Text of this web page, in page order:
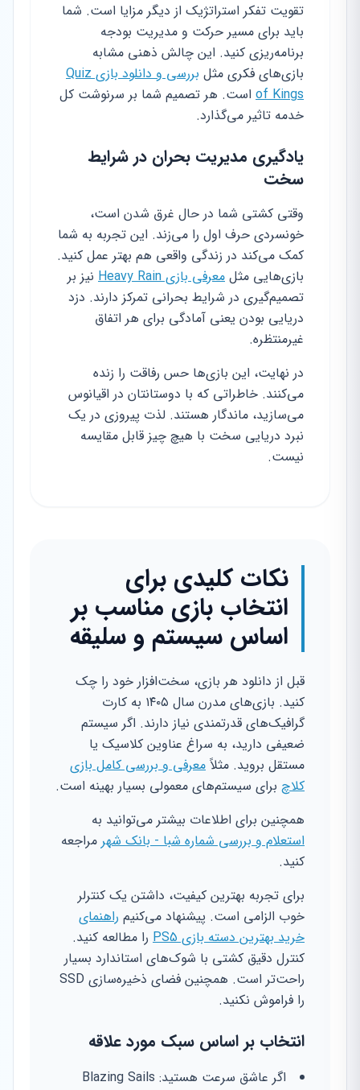
تقویت تفکر استراتژیک از دیگر مزایا است. شما
باید برای مسیر حرکت و مدیریت بودجه
برنامه‌ریزی کنید. این چالش ذهنی مشابه
بازی‌های فکری مثل
بررسی و دانلود بازی Quiz
of Kings است. هر تصمیم شما بر سرنوشت کل
خدمه تاثیر می‌گذارد.
یادگیری مدیریت بحران در شرایط
سخت
وقتی کشتی شما در حال غرق شدن است،
خونسردی حرف اول را می‌زند. این تجربه به شما
کمک می‌کند در زندگی واقعی هم بهتر عمل کنید.
بازی‌هایی مثل معرفی بازی Heavy Rain
نیز بر
تصمیم‌گیری در شرایط بحرانی تمرکز دارند. دزد
دریایی بودن یعنی آمادگی برای هر اتفاق
غیرمنتظره.
در نهایت، این بازی‌ها حس رفاقت را زنده
می‌کنند. خاطراتی که با دوستانتان در اقیانوس
می‌سازید، ماندگار هستند. لذت پیروزی در یک
نبرد دریایی سخت با هیچ چیز قابل مقایسه
نیست.
نکات کلیدی برای
انتخاب بازی مناسب بر
اساس سیستم و سلیقه
قبل از دانلود هر بازی، سخت‌افزار خود را چک
کنید. بازی‌های مدرن سال ۱۴۰۵ به کارت
گرافیک‌های قدرتمندی نیاز دارند. اگر سیستم
ضعیفی دارید، به سراغ عناوین کلاسیک یا
مستقل بروید. مثلاً معرفی و بررسی کامل بازی
کلاچ برای سیستم‌های معمولی بسیار بهینه است.
همچنین برای اطلاعات بیشتر می‌توانید به
استعلام و بررسی شماره شبا - بانک شهر مراجعه
کنید.
برای تجربه بهترین کیفیت، داشتن یک کنترلر
خوب الزامی است. پیشنهاد می‌کنیم راهنمای
خرید بهترین دسته بازی PS5
را مطالعه کنید.
کنترل دقیق کشتی با شوک‌های استاندارد بسیار
راحت‌تر است. همچنین فضای ذخیره‌سازی SSD
را فراموش نکنید.
انتخاب بر اساس سبک مورد علاقه
اگر عاشق سرعت هستید: Blazing Sails